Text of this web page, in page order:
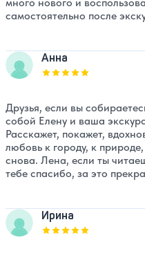
самостоятельно после
Анна
Оценка, количество
Друзья, если вы
собой Елену и ваша
Расскажет, покажет,
любовь к городу, к
снова. Лена, если ты
тебе спасибо, за это
Ирина
Оценка, количество